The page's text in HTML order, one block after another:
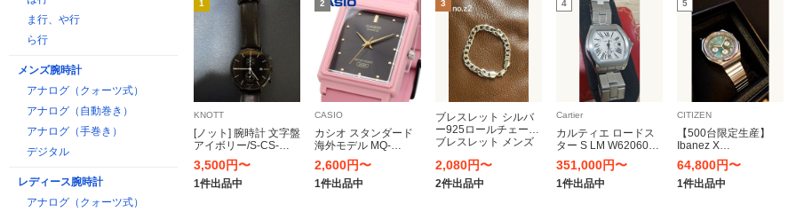
1
KNOTT
[ノット] 腕時計 文字盤
アイボリー/S-CS-
36RGIV-MS シルバー
3,500円〜
1件出品中
2
CASIO
カシオ スタンダード
海外モデル MQ-
38UC-4A
2,600円〜
1件出品中
3
ブレスレット シルバ
ー925ロールチェーン
ブレスレット メンズ
2,080円〜
2件出品中
4
Cartier
カルティエ ロードス
ター S LM W6206017
CARTIER メンズ 腕時
計
351,000円〜
1件出品中
5
CITIZEN
【500台限定生産】
Ibanez X
CITIZEN/TSTCC808
TSUNO CHRONO
Custom | Tube
64,800円〜
1件出品中
ま行、や行
ら行
メンズ腕時計
アナログ（クォーツ式）
アナログ（自動巻き）
アナログ（手巻き）
デジタル
レディース腕時計
アナログ（クォーツ式）